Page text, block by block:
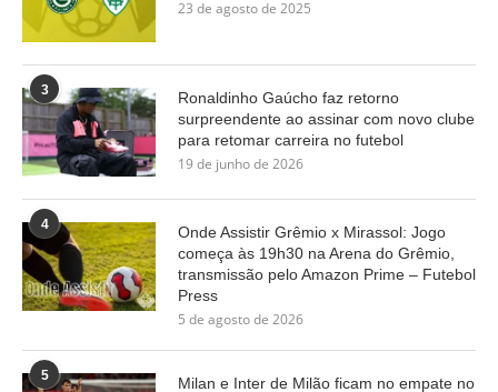
23 de agosto de 2025
3
Ronaldinho Gaúcho faz retorno
surpreendente ao assinar com novo clube
para retomar carreira no futebol
19 de junho de 2026
4
Onde Assistir Grêmio x Mirassol: Jogo
começa às 19h30 na Arena do Grêmio,
transmissão pelo Amazon Prime – Futebol
Press
5 de agosto de 2026
5 Milan e Inter de Milão ficam no empate no